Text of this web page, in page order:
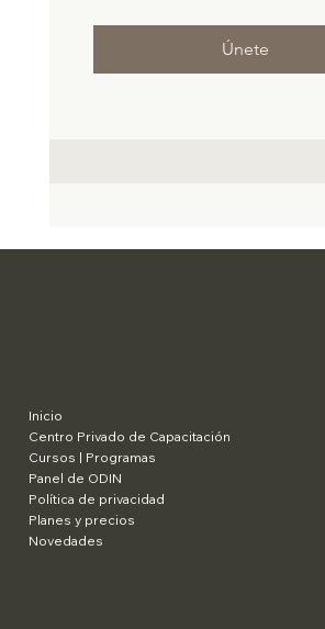
Únete
Inicio
Centro Privado de Capacitación
Cursos | Programas
Panel de ODIN
Política de privacidad
Planes y precios
Novedades